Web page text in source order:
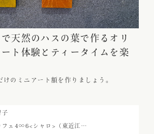
天然のハスの葉で作るオリ
ト体験とティータイムを楽
けのミニアート額を作りましょう。
フェ4∞6<シャロ>（東近江…